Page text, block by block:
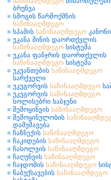
ბრუნვა
სმოგის წარმოქმნის
საწინააღმდეგო
სპამის საწინააღმდეგო კანონი
უკანა მინის დაორთქვლის
საწინააღმდეგო სისტემა
უკანა ფანჯრის დაორთქვლის
საწინააღმდეგო სისტემა
უკუანთების საწინააღმდეგო
სარქველი
უკუგორვის საწინააღმდეგო
უკუგორვის საწინააღმდეგო
სოლისებრი საბჯენი
შემოყინვის საწინააღმდეგო
შემოყინულობის
დამუშავება
ჩაზნექის საწინააღმდეგო
ჩაკიდების საწინააღმდეგო
ჩასოლვის საწინააღმდეგო
ჩაღუნვის საწინააღმდეგო
ჩაჯდომის საწინააღმდეგო
წაბუქსავების საწინააღმდეგო